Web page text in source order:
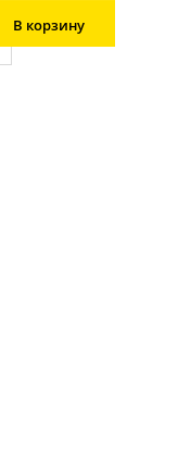
В корзину